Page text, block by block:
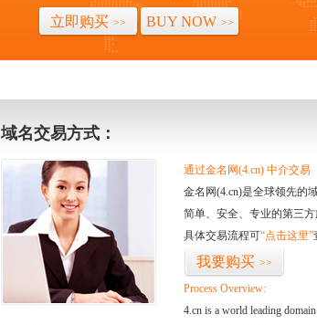
立即购买 >> BUY NOW >>
域名交易方式：
通过金名网(4.cn) 中介交易
金名网(4.cn)是全球领先的
简单、安全、专业的第三
具体交易流程可“点击这里”
我要购买 >>
Process Overview:
4.cn is a world leading